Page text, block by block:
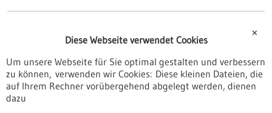
✕
Diese Webseite verwendet Cookies
Um unsere Webseite für Sie optimal gestalten und verbessern
zu können, verwenden wir Cookies: Diese kleinen Dateien, die
auf Ihrem Rechner vorübergehend abgelegt werden, dienen
dazu